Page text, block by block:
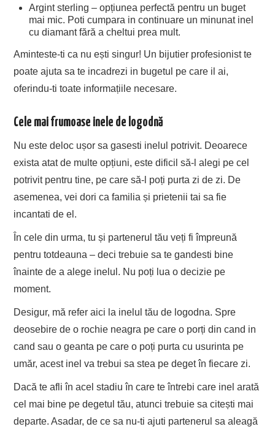
Argint sterling – opțiunea perfectă pentru un buget
mai mic. Poti cumpara in continuare un minunat inel
cu diamant fără a cheltui prea mult.
Aminteste-ti ca nu ești singur! Un bijutier profesionist te
poate ajuta sa te incadrezi in bugetul pe care il ai,
oferindu-ti toate informațiile necesare.
Cele mai frumoase inele de logodnă
Nu este deloc ușor sa gasesti inelul potrivit. Deoarece
exista atat de multe opțiuni, este dificil să-l alegi pe cel
potrivit pentru tine, pe care să-l poți purta zi de zi. De
asemenea, vei dori ca familia și prietenii tai sa fie
incantati de el.
În cele din urma, tu și partenerul tău veți fi împreună
pentru totdeauna – deci trebuie sa te gandesti bine
înainte de a alege inelul. Nu poți lua o decizie pe
moment.
Desigur, mă refer aici la inelul tău de logodna. Spre
deosebire de o rochie neagra pe care o porți din cand in
cand sau o geanta pe care o poți purta cu usurinta pe
umăr, acest inel va trebui sa stea pe deget în fiecare zi.
Dacă te afli în acel stadiu în care te întrebi care inel arată
cel mai bine pe degetul tău, atunci trebuie sa citești mai
departe. Asadar, de ce sa nu-ti ajuti partenerul sa aleagă